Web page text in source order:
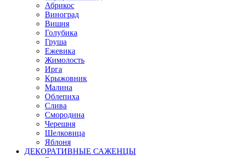
Абрикос
Виноград
Вишня
Голубика
Груша
Ежевика
Жимолость
Ирга
Крыжовник
Малина
Облепиха
Слива
Смородина
Черешня
Шелковица
Яблоня
ДЕКОРАТИВНЫЕ САЖЕНЦЫ